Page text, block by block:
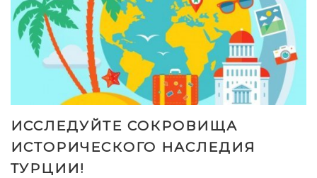
ИССЛЕДУЙТЕ СОКРОВИЩА
ИСТОРИЧЕСКОГО НАСЛЕДИЯ
ТУРЦИИ!